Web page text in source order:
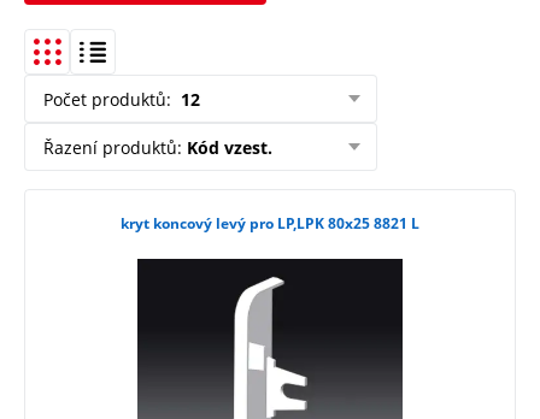
Počet produktů: 12
Řazení produktů: Kód vzest.
kryt koncový levý pro LP,LPK 80x25 8821 L